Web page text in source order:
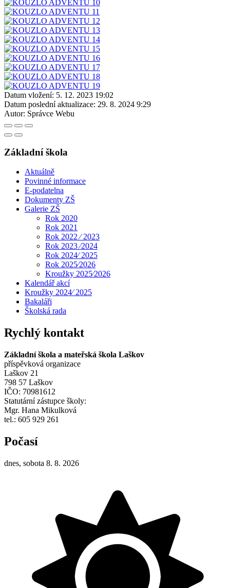
Datum vložení: 5. 12. 2023 19:02
Datum poslední aktualizace: 29. 8. 2024 9:29
Autor: Správce Webu
Základní škola
Aktuálně
Povinné informace
E-podatelna
Dokumenty ZŠ
Galerie ZŠ
Rok 2020
Rok 2021
Rok 2022 ⁄ 2023
Rok 2023 ⁄2024
Rok 2024⁄ 2025
Rok 2025⁄2026
Kroužky 2025⁄2026
Kalendář akcí
Kroužky 2024⁄ 2025
Bakaláři
Školská rada
Rychlý kontakt
Základní škola a mateřská škola Laškov
příspěvková organizace
Laškov 21
798 57 Laškov
IČO: 70981612
Statutární zástupce školy:
Mgr. Hana Mikulková
tel.: 605 929 261
Počasí
dnes, sobota 8. 8. 2026